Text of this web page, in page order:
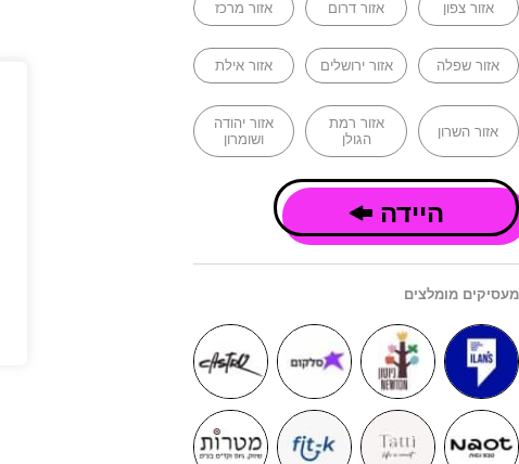
אזור צפון אזור דרום אזור מרכז
אזור שפלה אזור ירושלים אזור אילת
אזור השרון
אזור רמת
הגולן
אזור יהודה
ושומרון
היידה
מעסיקים מומלצים